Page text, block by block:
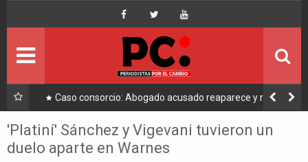
Caso consorcio: Abogado acusado reaparece y ratifica
su denuncia contra Coaquira
'Platiní' Sánchez y Vigevani tuvieron un
duelo aparte en Warnes
Portada
Ultimo
Economía